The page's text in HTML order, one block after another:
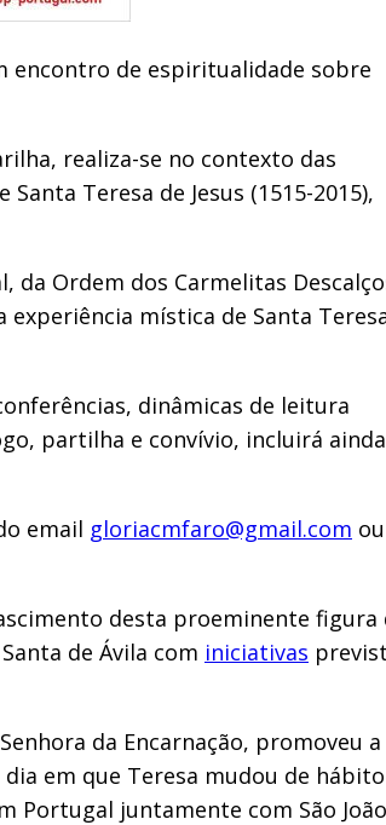
encontro de espiritualidade sobre
realiza-se no contexto das
Teresa de Jesus (1515-2015),
da Ordem dos Carmelitas
mística de Santa
dinâmicas de leitura
partilha e convívio, incluirá
email gloriacmfaro@gmail.com ou
desta proeminente figura
de Ávila com iniciativas
da Encarnação, promoveu
em que Teresa mudou de
Portugal juntamente com São